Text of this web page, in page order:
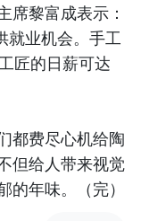
席黎富成表示：
就业机会。手工
匠的日薪可达
都费尽心机给陶
但给人带来视觉
年味。（完）